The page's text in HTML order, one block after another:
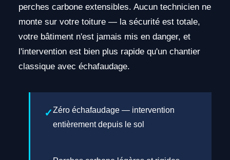
perches carbone extensibles. Aucun technicien ne
monte sur votre toiture — la sécurité est totale,
votre bâtiment n'est jamais mis en danger, et
l'intervention est bien plus rapide qu'un chantier
classique avec échafaudage.
Zéro échafaudage — intervention
entièrement depuis le sol